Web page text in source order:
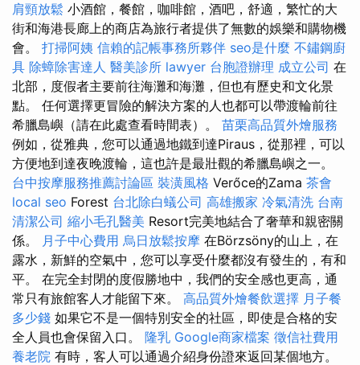
肩頸放鬆 小酒館，餐館，咖啡館，酒吧，舒適，繁忙的大
街和海港長廊上的商店為旅行者提供了無數的娛樂和購物機
會。 打掃阿姨 信賴的記帳事務所夥伴 seo是什麼 不鏽鋼廚
具 除蟑除害達人 醫美診所 lawyer 台胞證辦理 成立公司 在
北部，度假者主要前往海灘和海灘，但也有歷史和文化景
點。 任何選擇更冒險的解決方案的人也都可以帶渡輪前往
希臘島嶼（請在此處查看時間表）。 苗栗高品質外燴服務
例如，從雅典，您可以通過地鐵到達Piraus，從那裡，可以
方便地到達夜晚渡輪，這也許是最壯觀的希臘島嶼之一。
台中按摩服務推薦討論區 裝潢風格 Verőce的Zama 茶會
local seo Forest 台北除白蟻公司 高雄搬家 冷氣清洗 台南
清潔公司 縮小毛孔醫美 Resort完美地結合了奢華和親密關
係。 月子中心費用 烏日放鬆按摩 在Börzsöny的山上，在
露水，新鮮的空氣中，您可以享受什麼都沒有發生的，有和
平。 在完全封閉的度假勝地中，我們的安全感也更高，通
常只有旅館客人才能留下來。 高品質外燴餐飲選擇 月子餐
多少錢 如果它不是一個特別安全的社區，即使是合格的安
全人員也會保留入口。 隆乳 Google商家檔案 徵信社費用
養老院 有時，客人可以通過介紹身份證來返回某個地方。